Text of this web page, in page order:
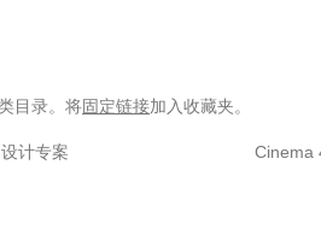
目录。将固定链接加入收藏夹。
计专案 Cinema